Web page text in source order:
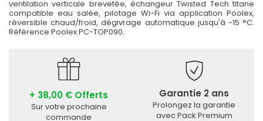
ventilation verticale brevetée, échangeur Twisted Tech titane
compatible eau salée, pilotage Wi-Fi via application Poolex,
réversible chaud/froid, dégivrage automatique jusqu'à -15 °C.
Référence Poolex PC-TOP090.
+ 38,00 € Offerts
Sur votre prochaine
commande
Garantie 2 ans
Prolongez la garantie
avec Pack Premium